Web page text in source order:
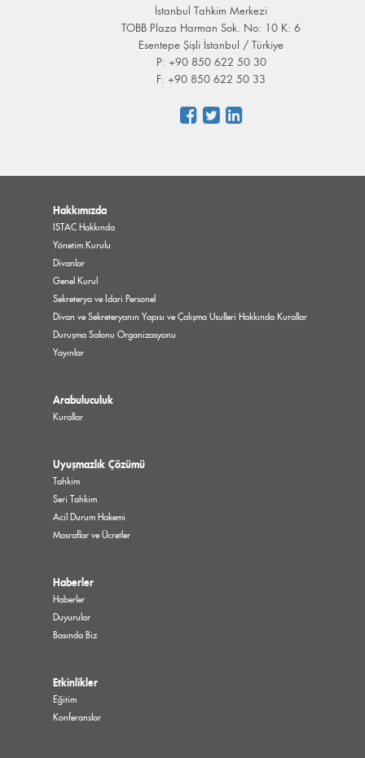
İstanbul Tahkim Merkezi
TOBB Plaza Harman Sok. No: 10 K: 6
Esentepe Şişli İstanbul / Türkiye
P: +90 850 622 50 30
F: +90 850 622 50 33
Hakkımızda
ISTAC Hakkında
Yönetim Kurulu
Divanlar
Genel Kurul
Sekreterya ve İdari Personel
Divan ve Sekreteryanın Yapısı ve Çalışma Usulleri Hakkında Kurallar
Duruşma Salonu Organizasyonu
Yayınlar
Arabuluculuk
Kurallar
Uyuşmazlık Çözümü
Tahkim
Seri Tahkim
Acil Durum Hakemi
Masraflar ve Ücretler
Haberler
Haberler
Duyurular
Basında Biz
Etkinlikler
Eğitim
Konferanslar